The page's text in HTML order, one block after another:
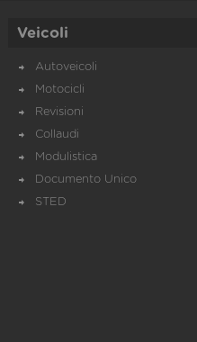
Veicoli
Autoveicoli
Motocicli
Revisioni
Collaudi
Modulistica
Documento Unico
STED